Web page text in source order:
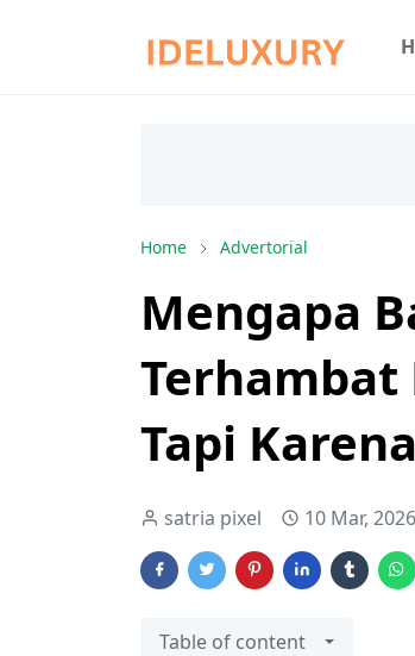
Home Advertorial
Mengapa
Terhambat
Tapi
satria pixel 10 Mar, 2026
Table of content